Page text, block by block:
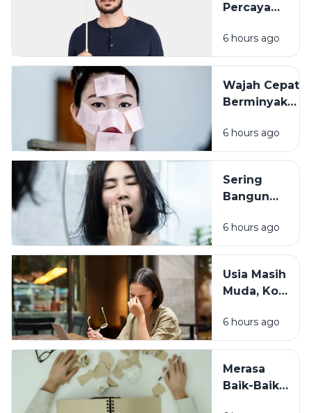
Percaya
Pengalaman
Masa Lalu
Punya Peran
6 hours ago
Wajah Cepat
Berminyak
Karena
Cuaca, Ini
Kemungkinan
Penyebabnya
6 hours ago
Sering
Bangun
Wajah
Kusam?
Periksa 7
Kebiasaan
Tidur Ini
6 hours ago
Usia Masih
Muda, Kok
Cepat
Capek? Ini
yang
Sering
6 hours ago
Merasa
Baik-Baik